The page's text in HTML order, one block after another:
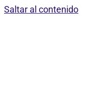
Saltar al contenido